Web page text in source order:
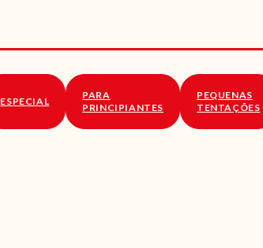
ESPECIAL
PARA
PRINCIPIANTES
PEQUENAS
TENTAÇÕES